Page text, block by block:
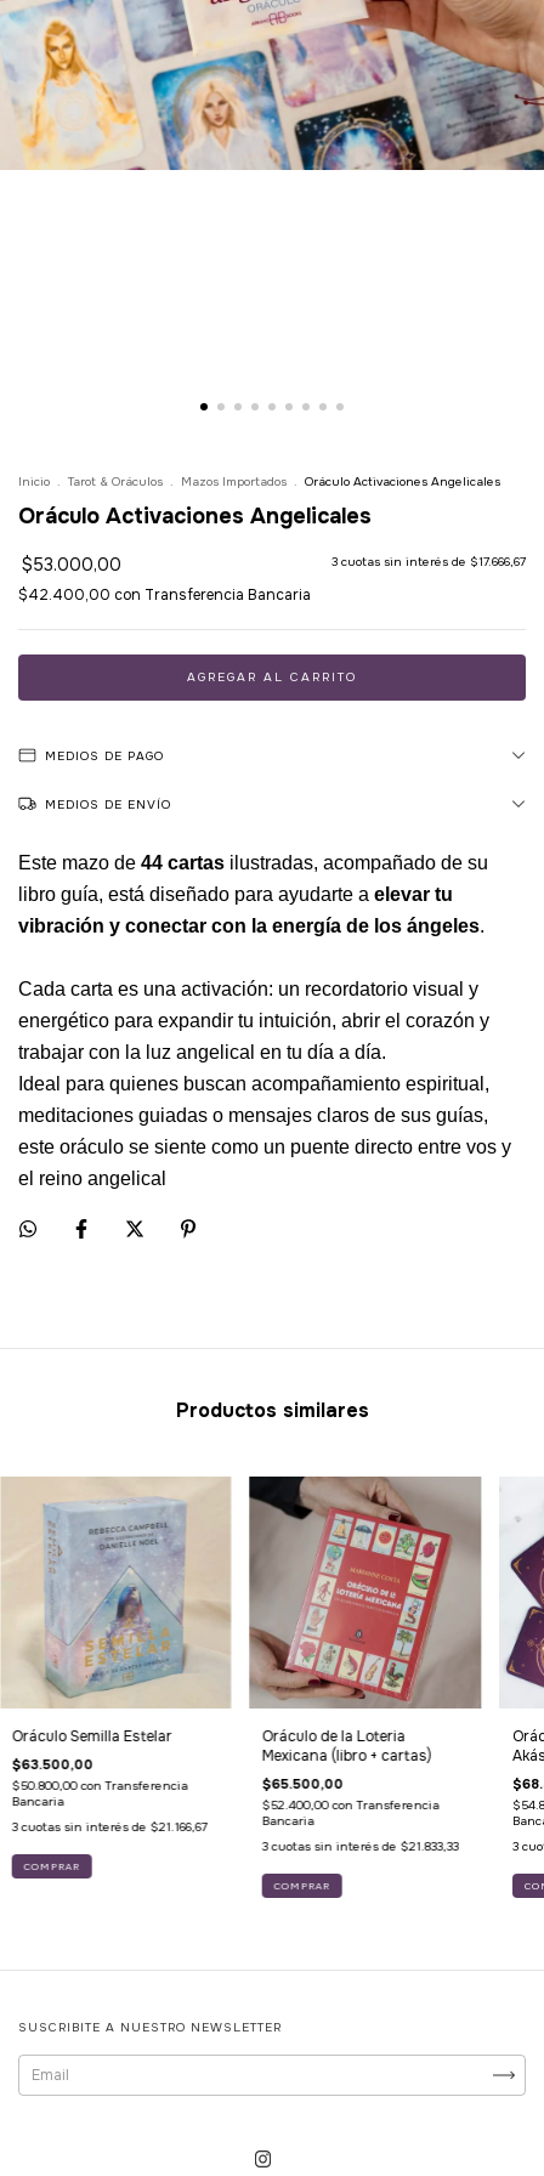
Inicio . Tarot & Oráculos . Mazos Importados . Oráculo Activaciones Angelicales
Oráculo Activaciones Angelicales
$53.000,00 3 cuotas sin interés de $17.666,67
$42.400,00 con Transferencia Bancaria
MEDIOS DE PAGO
MEDIOS DE ENVÍO
Este mazo de 44 cartas ilustradas, acompañado de su
libro guía, está diseñado para ayudarte a elevar tu
vibración y conectar con la energía de los ángeles.
Cada carta es una activación: un recordatorio visual y
energético para expandir tu intuición, abrir el corazón y
trabajar con la luz angelical en tu día a día.
Ideal para quienes buscan acompañamiento espiritual,
meditaciones guiadas o mensajes claros de sus guías,
este oráculo se siente como un puente directo entre vos y
el reino angelical
Productos similares
Oráculo Semilla Estelar
$63.500,00
$50.800,00con Transferencia
Bancaria
3 cuotas sin interés de $21.166,67
Oráculo de la Loteria
Mexicana (libro + cartas)
$65.500,00
$52.400,00con Transferencia
Bancaria
3 cuotas sin interés de $21.833,33
3
SUSCRIBITE A NUESTRO NEWSLETTER